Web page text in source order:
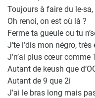
Toujours à faire du le-
Oh renoi, on est où là ?
Ferme ta gueule ou tu
J’te l’dis mon négro,
J’n’ai plus cœur comme
Autant de keush que
Autant de 9 que 2i
J’ai le bras long mais